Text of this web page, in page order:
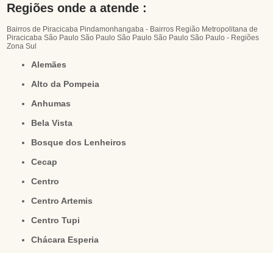
Regiões onde a atende :
Bairros de Piracicaba Pindamonhangaba - Bairros Região Metropolitana de
Piracicaba São Paulo São Paulo São Paulo São PauloSão Paulo - Regiões
Zona Sul
Alemães
Alto da Pompeia
Anhumas
Bela Vista
Bosque dos Lenheiros
Cecap
Centro
Centro Artemis
Centro Tupi
Chácara Esperia